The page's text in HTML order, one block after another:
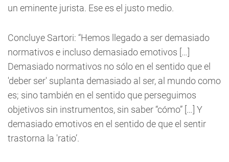
un eminente jurista. Ese es el justo medio.
Concluye Sartori: “Hemos llegado a ser demasiado
normativos e incluso demasiado emotivos […]
Demasiado normativos no sólo en el sentido que el
'deber ser' suplanta demasiado al ser, al mundo como
es; sino también en el sentido que perseguimos
objetivos sin instrumentos, sin saber “cómo” […] Y
demasiado emotivos en el sentido de que el sentir
trastorna la 'ratio’.